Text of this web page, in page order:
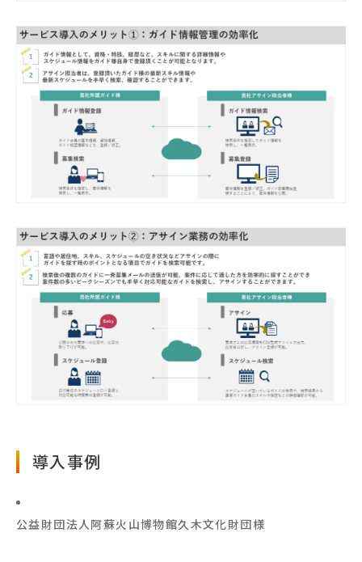
導⼊事例
公益財団法人阿蘇火山博物館久木文化財団様